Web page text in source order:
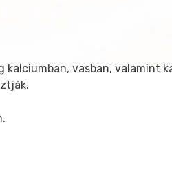
vasban, valamint